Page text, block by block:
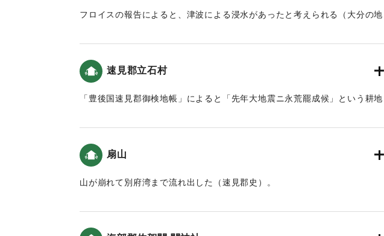
***町誌 湯布院町別巻における碑文の写しでは、「両岸」と記載
当乙丸村宮園に鎮座する若宮八幡宮は弘仁十四年四月に、豊前国宇佐八幡宮
の御分霊として祭られた。毎年八月十五日に幸祭が行われ、奈良田の離宮の
恒例となった。慶長元年七月一日より、連日連夜大地震が起き、同七日夜よ
川の両村は滅亡し、村の跡地は山の様に石が積まれたのみとなった。この災
害に遭った者はあまりにも多く数えることができなかった。また、当離宮に
もこの災害が及んだ。加えて、この災害の被害に遭った各村の家屋、田畑も
フロイスの報告によると、津波による浸水があったと考えられる（大分の地
速見郡立石村
「豊後国速見郡御検地帳」によると「先年大地震ニ永荒罷成候」という耕地
扇山
山が崩れて別府湾まで流れ出した（速見郡史）。
｜固有コード:00028028